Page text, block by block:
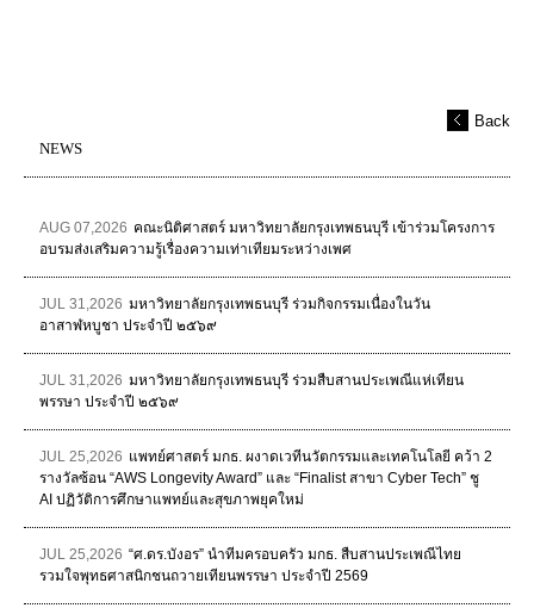
Back
NEWS
AUG 07,2026 คณะนิติศาสตร์ มหาวิทยาลัยกรุงเทพธนบุรี เข้าร่วมโครงการ
อบรมส่งเสริมความรู้เรื่องความเท่าเทียมระหว่างเพศ
JUL 31,2026 มหาวิทยาลัยกรุงเทพธนบุรี ร่วมกิจกรรมเนื่องในวัน
อาสาฬหบูชา ประจำปี ๒๕๖๙
JUL 31,2026 มหาวิทยาลัยกรุงเทพธนบุรี ร่วมสืบสานประเพณีแห่เทียน
พรรษา ประจำปี ๒๕๖๙
JUL 25,2026 แพทย์ศาสตร์ มกธ. ผงาดเวทีนวัตกรรมและเทคโนโลยี คว้า 2
รางวัลซ้อน “AWS Longevity Award” และ “Finalist สาขา Cyber Tech” ชู
AI ปฏิวัติการศึกษาแพทย์และสุขภาพยุคใหม่
JUL 25,2026 “ศ.ดร.บังอร” นำทีมครอบครัว มกธ. สืบสานประเพณีไทย
รวมใจพุทธศาสนิกชนถวายเทียนพรรษา ประจำปี 2569